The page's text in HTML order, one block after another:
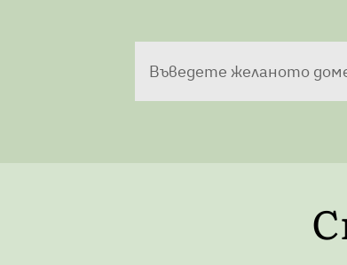
Въведете желаното